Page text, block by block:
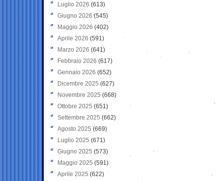
Luglio 2026 (613)
Giugno 2026 (545)
Maggio 2026 (402)
Aprile 2026 (591)
Marzo 2026 (641)
Febbraio 2026 (617)
Gennaio 2026 (652)
Dicembre 2025 (627)
Novembre 2025 (668)
Ottobre 2025 (651)
Settembre 2025 (662)
Agosto 2025 (669)
Luglio 2025 (671)
Giugno 2025 (573)
Maggio 2025 (591)
Aprile 2025 (622)